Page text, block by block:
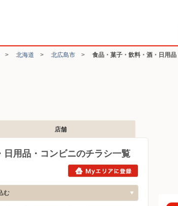
> 北海道 > 北広島市 > 食品・菓子・飲料・酒・日用
店舗
用品・コンビニのチラシ一覧
む